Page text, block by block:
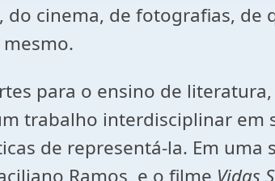
cinema, de fotografias, de
para o ensino de
trabalho interdisciplinar em
de representá-la. Em uma
Ramos, e o filme Vidas